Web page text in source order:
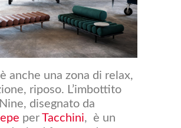
è anche una zona di relax,
riposo. L’imbottito
disegnato da
per Tacchini, è un